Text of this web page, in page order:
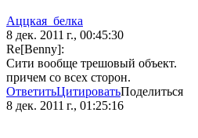
Аццкая_белка
8 дек. 2011 г., 00:45:30
Re[Benny]:
Сити вообще трешовый объект.
причем со всех сторон.
ОтветитьЦитироватьПоделиться
8 дек. 2011 г., 01:25:16